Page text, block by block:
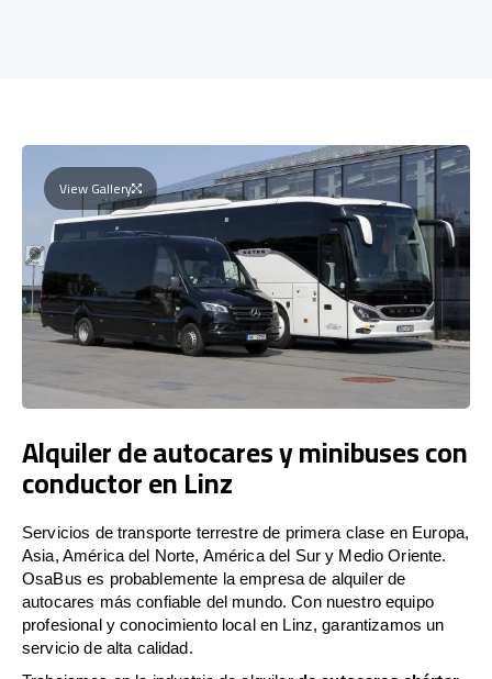
View Gallery
Alquiler de autocares y minibuses con
conductor en Linz
Servicios de transporte terrestre de primera clase en Europa,
Asia, América del Norte, América del Sur y Medio Oriente.
OsaBus es probablemente la empresa de alquiler de
autocares más confiable del mundo. Con nuestro equipo
profesional y conocimiento local en Linz, garantizamos un
servicio de alta calidad.